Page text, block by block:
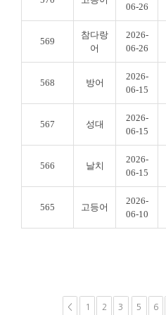
06-26
569
참다랑
어
2026-
06-26
568 방어
2026-
06-15
567 성대
2026-
06-15
566 날치
2026-
06-15
565 고등어
2026-
06-10
< 1 2 3 5 6